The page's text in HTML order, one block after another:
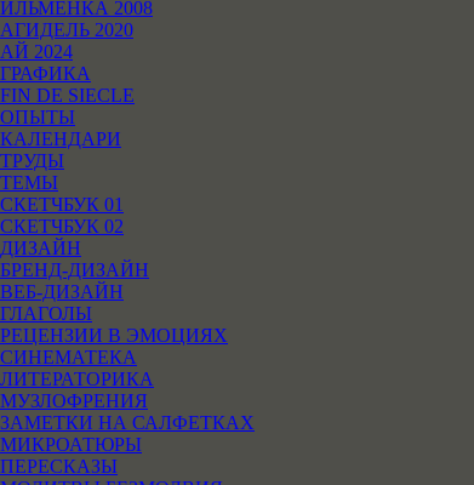
ИЛЬМЕНКА 2008
АГИДЕЛЬ 2020
АЙ 2024
ГРАФИКА
FIN DE SIECLE
ОПЫТЫ
КАЛЕНДАРИ
ТРУДЫ
ТЕМЫ
СКЕТЧБУК 01
СКЕТЧБУК 02
ДИЗАЙН
БРЕНД-ДИЗАЙН
ВЕБ-ДИЗАЙН
ГЛАГОЛЫ
РЕЦЕНЗИИ В ЭМОЦИЯХ
СИНЕМАТЕКА
ЛИТЕРАТОРИКА
МУЗЛОФРЕНИЯ
ЗАМЕТКИ НА САЛФЕТКАХ
МИКРОАТЮРЫ
ПЕРЕСКАЗЫ